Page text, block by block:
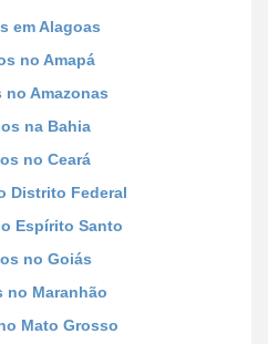
em Alagoas
no Amapá
no Amazonas
na Bahia
no Ceará
Distrito Federal
Espírito Santo
no Goiás
no Maranhão
Mato Grosso